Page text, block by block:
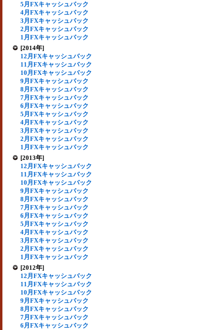
5月FXキャッシュバック
4月FXキャッシュバック
3月FXキャッシュバック
2月FXキャッシュバック
1月FXキャッシュバック
[2014年]
12月FXキャッシュバック
11月FXキャッシュバック
10月FXキャッシュバック
9月FXキャッシュバック
8月FXキャッシュバック
7月FXキャッシュバック
6月FXキャッシュバック
5月FXキャッシュバック
4月FXキャッシュバック
3月FXキャッシュバック
2月FXキャッシュバック
1月FXキャッシュバック
[2013年]
12月FXキャッシュバック
11月FXキャッシュバック
10月FXキャッシュバック
9月FXキャッシュバック
8月FXキャッシュバック
7月FXキャッシュバック
6月FXキャッシュバック
5月FXキャッシュバック
4月FXキャッシュバック
3月FXキャッシュバック
2月FXキャッシュバック
1月FXキャッシュバック
[2012年]
12月FXキャッシュバック
11月FXキャッシュバック
10月FXキャッシュバック
9月FXキャッシュバック
8月FXキャッシュバック
7月FXキャッシュバック
6月FXキャッシュバック